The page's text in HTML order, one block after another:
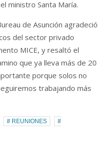
ministro Santa María.
de Asunción agradeció
del sector privado
MICE, y resaltó el
que ya lleva más de 20
porque solos no
trabajando más
# REUNIONES
#